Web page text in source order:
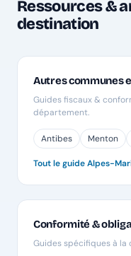
Ressources &
destination
Autres communes
Guides fiscaux &
département.
Antibes Menton
Tout le guide Alpes-
Conformité &
Guides spécifiques à la